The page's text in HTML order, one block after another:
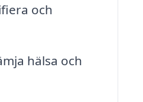
och
hälsa och